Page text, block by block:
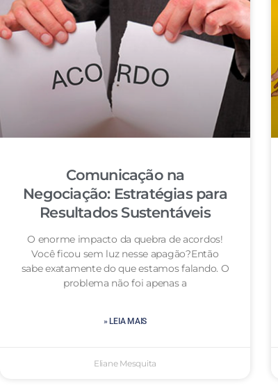
Comunicação na
Negociação: Estratégias para
Resultados Sustentáveis
O enorme impacto da quebra de acordos!
Você ficou sem luz nesse apagão?Então
sabe exatamente do que estamos falando. O
problema não foi apenas a
» LEIA MAIS
Eliane Mesquita